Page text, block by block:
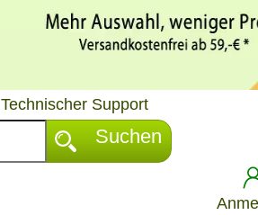
Technischer Support
Suchen